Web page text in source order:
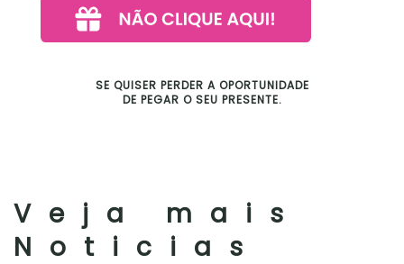
SE QUISER PERDER A OPORTUNIDADE
DE PEGAR O SEU PRESENTE.
Veja mais
Noticias